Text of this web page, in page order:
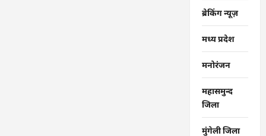
ब्रेकिंग न्यूज़
मध्य प्रदेश
मनोरंजन
महासमुन्द
जिला
मुंगेली जिला